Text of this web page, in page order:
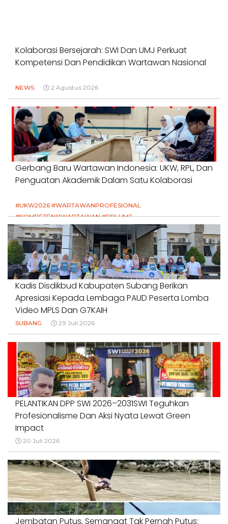
Kolaborasi Bersejarah: SWI Dan UMJ Perkuat
Kompetensi Dan Pendidikan Wartawan Nasional
NEWS 2 Agustus 2026
Gerbang Baru Wartawan Indonesia: UKW, RPL, Dan
Penguatan Akademik Dalam Satu Kolaborasi
#UKW2026 #WARTAWANPROFESIONAL
#KOMPETENSIWARTAWAN #RPLUMJ
#PENDIDIKANWARTAWAN #SWINASIONAL #SWIJABAR
1 Agustus 2026
Kadis Disdikbud Kabupaten Subang Berikan
Apresiasi Kepada Lembaga PAUD Peserta Lomba
Video MPLS Dan G7KAIH
SUBANG 29 Juli 2026
PELANTIKAN DPP SWI 2026–2031SWI Teguhkan
Profesionalisme Dan Aksi Nyata Lewat Green
Impact
20 Juli 2026
Jembatan Putus, Semangat Tak Pernah Putus: